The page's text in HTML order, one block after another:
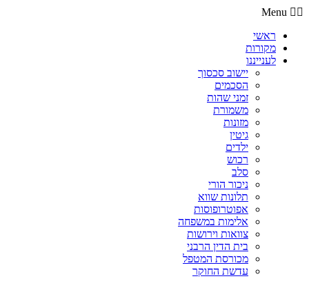
Menu
ראשי
מקורות
לענייננו
יישוב סכסוך
הסכמים
זמני שהות
משמורת
מזונות
גיטין
ילדים
רכוש
סלב
ניכור הורי
תלונות שווא
אפוטרופוסות
אלימות במשפחה
צוואות וירושות
בית הדין הרבני
מכורסת המטפל
עדשת החוקר